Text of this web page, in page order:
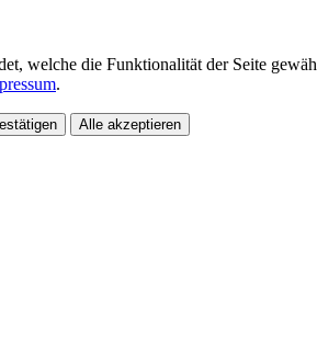
welche die Funktionalität der Seite
.
Alle akzeptieren